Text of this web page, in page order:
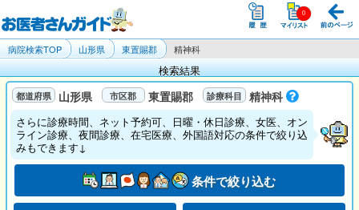
病院検索TOP 山形県 東置賜郡 精神科
検索結果
山形県 東置賜郡 精神科
さらに診療時間、ネット予約可、日曜・休日診療、女医、オン
ライン診療、夜間診療、在宅医療、外国語対応の条件で絞り込
みもできます↓
条件で絞り込む